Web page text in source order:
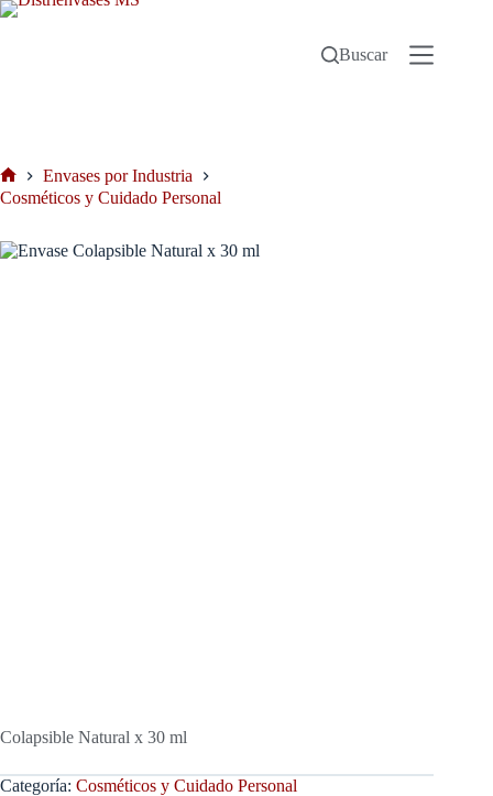
Buscar
Envases por Industria
Cosméticos y Cuidado Personal
Colapsible Natural x 30 ml
Categoría: Cosméticos y Cuidado Personal